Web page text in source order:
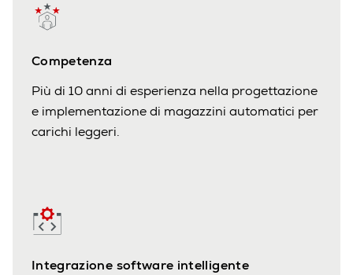
Competenza
Più di 10 anni di esperienza nella progettazione
e implementazione di magazzini automatici per
carichi leggeri.
Integrazione software intelligente